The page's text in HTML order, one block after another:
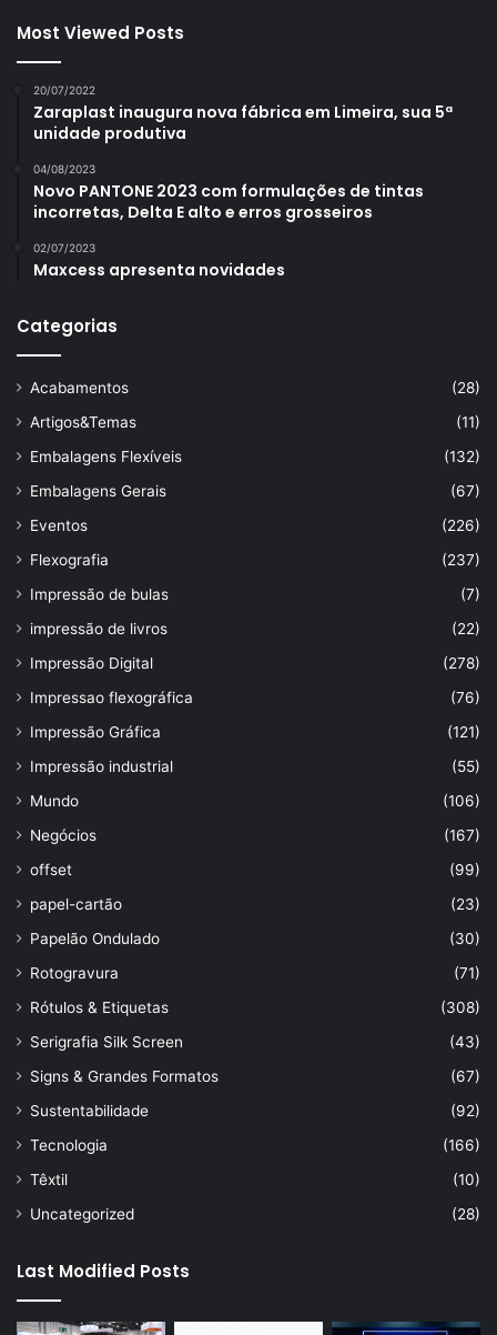
Most Viewed Posts
20/07/2022
Zaraplast inaugura nova fábrica em Limeira, sua 5ª
unidade produtiva
04/08/2023
Novo PANTONE 2023 com formulações de tintas
incorretas, Delta E alto e erros grosseiros
02/07/2023
Maxcess apresenta novidades
Categorias
Acabamentos
(28)
Artigos&Temas
(11)
Embalagens Flexíveis
(132)
Embalagens Gerais
(67)
Eventos
(226)
Flexografia
(237)
Impressão de bulas
(7)
impressão de livros
(22)
Impressão Digital
(278)
Impressao flexográfica
(76)
Impressão Gráfica
(121)
Impressão industrial
(55)
Mundo
(106)
Negócios
(167)
offset
(99)
papel-cartão
(23)
Papelão Ondulado
(30)
Rotogravura
(71)
Rótulos & Etiquetas
(308)
Serigrafia Silk Screen
(43)
Signs & Grandes Formatos
(67)
Sustentabilidade
(92)
Tecnologia
(166)
Têxtil
(10)
Uncategorized
(28)
Last Modified Posts